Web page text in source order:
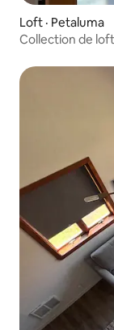
Loft · Petaluma
Collection de